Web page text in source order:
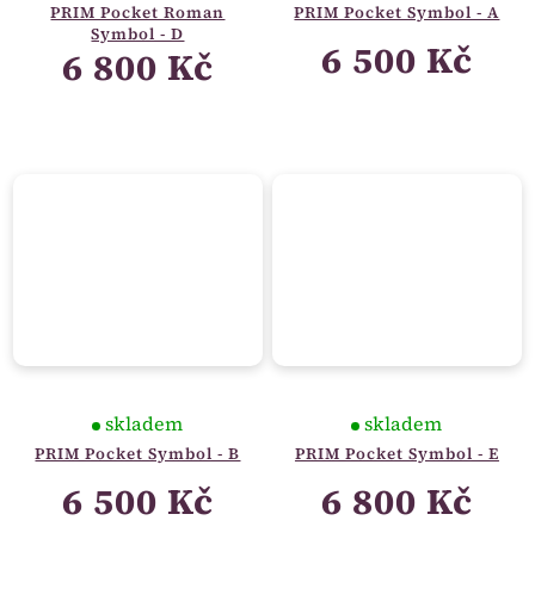
PRIM Pocket Roman
Symbol - D
6 800 Kč
PRIM Pocket Symbol - A
6 500 Kč
PRIM Pocket Symbol - B
skladem
6 500 Kč
PRIM Pocket Symbol - E
skladem
6 800 Kč